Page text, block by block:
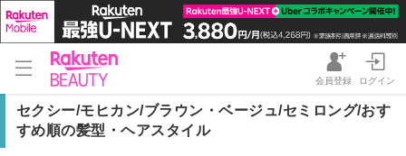
会員登録 ログイン
セクシー/モヒカン/ブラウン・ベージュ/セミロング/おす
すめ順の髪型・ヘアスタイル